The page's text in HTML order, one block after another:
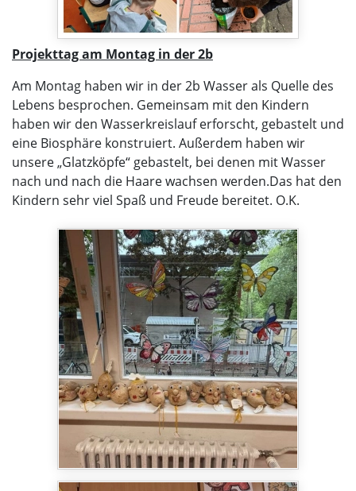
Projekttag am Montag in der 2b
Am Montag haben wir in der 2b Wasser als Quelle des
Lebens besprochen. Gemeinsam mit den Kindern
haben wir den Wasserkreislauf erforscht, gebastelt und
eine Biosphäre konstruiert. Außerdem haben wir
unsere „Glatzköpfe“ gebastelt, bei denen mit Wasser
nach und nach die Haare wachsen werden.Das hat den
Kindern sehr viel Spaß und Freude bereitet. O.K.